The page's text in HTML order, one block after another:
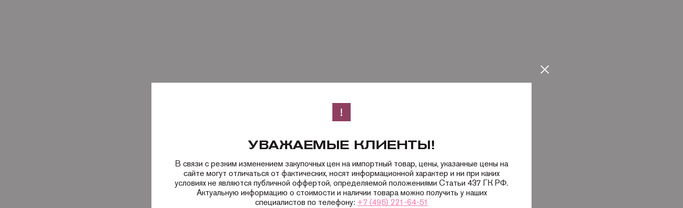
УВАЖАЕМЫЕ КЛИЕНТЫ!
В связи с резким изменением закупочных цен на импортный товар, цены, указанные цены на
сайте могут отличаться от фактических, носят информационной характер и ни при каких
условиях не являются публичной оффертой, определяемой положениями Статьи 437 ГК РФ.
Актуальную информацию о стоимости и наличии товара можно получить у наших
специалистов по телефону: +7 (495) 221-64-51